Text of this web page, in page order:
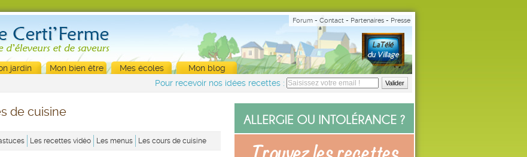
Forum - Contact - Partenaires - Presse
jardin Mon bien être Mes écoles
Mon blog
Pour recevoir nos idées recettes :
de cuisine
Les recettes vidéo Les menus Les cours de cuisine